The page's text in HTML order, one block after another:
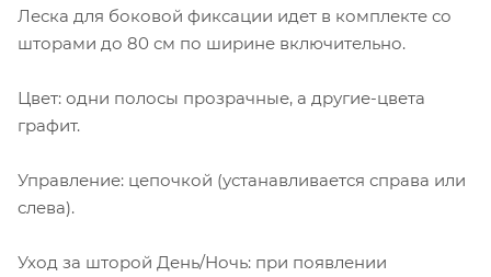
Леска для боковой фиксации идет в комплекте со
шторами до 80 см по ширине включительно.
Цвет: одни полосы прозрачные, а другие-цвета
графит.
Управление: цепочкой (устанавливается справа или
слева).
Уход за шторой День/Ночь: при появлении